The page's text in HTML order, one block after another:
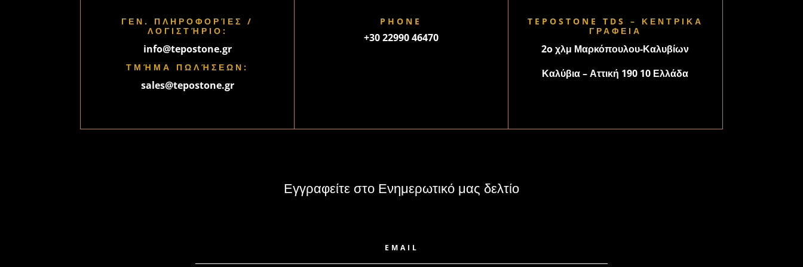
ΓΕΝ. ΠΛΗΡΟΦΟΡΊΕΣ /
ΛΟΓΙΣΤΉΡΙΟ:
info@tepostone.gr
ΤΜΉΜΑ ΠΩΛΉΣΕΩΝ:
sales@tepostone.gr
PHONE
+30 22990 46470
TEPOSTONE TDS – ΚΕΝΤΡΙΚΑ
ΓΡΑΦΕΙΑ
2o χλμ Μαρκόπουλου-Καλυβίων
Καλύβια – Αττική 190 10 Ελλάδα
Εγγραφείτε στο Ενημερωτικό μας δελτίο